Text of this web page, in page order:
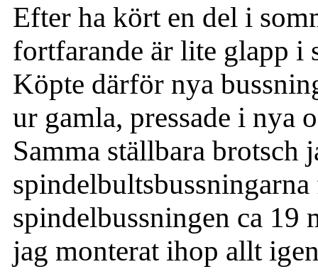
Efter ha kört en del i
fortfarande är lite glapp i
Köpte därför nya
ur gamla, pressade i nya
Samma ställbara brotsch
spindelbussningen ca 19
jag monterat ihop allt